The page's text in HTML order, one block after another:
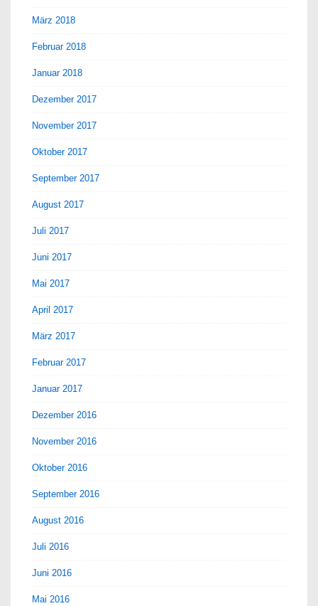
März 2018
Februar 2018
Januar 2018
Dezember 2017
November 2017
Oktober 2017
September 2017
August 2017
Juli 2017
Juni 2017
Mai 2017
April 2017
März 2017
Februar 2017
Januar 2017
Dezember 2016
November 2016
Oktober 2016
September 2016
August 2016
Juli 2016
Juni 2016
Mai 2016